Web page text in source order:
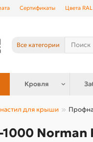
Сертификаты Цвета RAL
Все категории
Кровля
для крыши
Norman